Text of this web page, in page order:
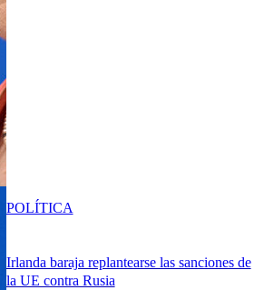
Irlanda baraja replantearse las sanciones de
la UE contra Rusia
POLÍTICA